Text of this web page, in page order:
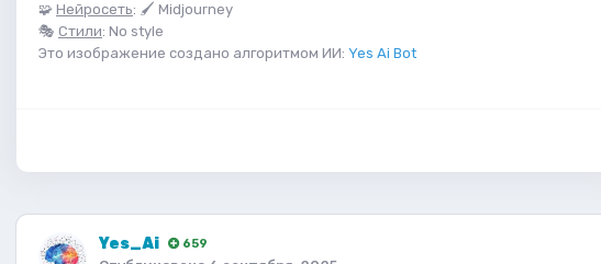
🧩 Нейросеть: 🖌 Midjourney
🎭 Стили: No style
Это изображение создано алгоритмом ИИ: Yes Ai Bot
Yes_Ai 659